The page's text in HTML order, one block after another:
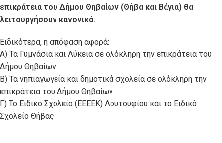
επικράτεια του Δήμου Θηβαίων (Θήβα και Βάγια) θα
λειτουργήσουν κανονικά.
Ειδικότερα, η απόφαση αφορά:
Α) Τα Γυμνάσια και Λύκεια σε ολόκληρη την επικράτεια του
Δήμου Θηβαίων
Β) Τα νηπιαγωγεία και δημοτικά σχολεία σε ολόκληρη την
επικράτεια του Δήμου Θηβαίων
Γ) Το Ειδικό Σχολείο (ΕΕΕΕΚ) Λουτουφίου και το Ειδικό
Σχολείο Θήβας